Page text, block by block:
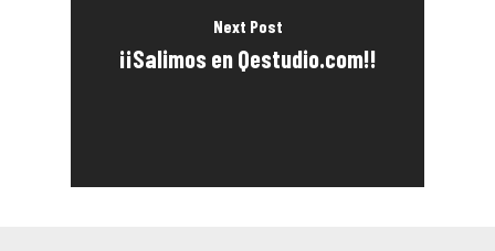
Next Post
¡¡Salimos en Qestudio.com!!